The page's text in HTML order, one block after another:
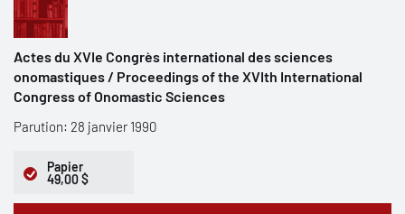
Actes du XVIe Congrès international des sciences
onomastiques / Proceedings of the XVIth International
Congress of Onomastic Sciences
Parution: 28 janvier 1990
Papier
49,00 $